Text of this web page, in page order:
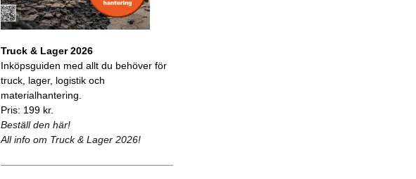
Truck & Lager 2026
Inköpsguiden med allt du behöver för
truck, lager, logistik och
materialhantering.
Pris: 199 kr.
Beställ den här!
All info om Truck & Lager 2026!